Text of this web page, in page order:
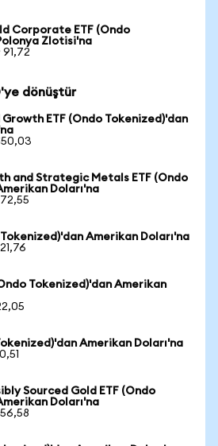
Corporate ETF (Ondo
Zlotisi'na
91,72
dönüştür
Growth ETF (Ondo Tokenized)'dan
and Strategic Metals ETF (Ondo
Doları'na
Amerikan Doları'na
Tokenized)'dan Amerikan
Amerikan Doları'na
Sourced Gold ETF (Ondo
Doları'na